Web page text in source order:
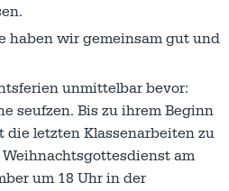
haben wir gemeinsam gut und
unmittelbar bevor:
seufzen. Bis zu ihrem Beginn
die letzten Klassenarbeiten zu
am
um 18 Uhr in der